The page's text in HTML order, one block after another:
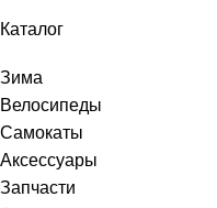
Каталог
Зима
Велосипеды
Самокаты
Аксессуары
Запчасти